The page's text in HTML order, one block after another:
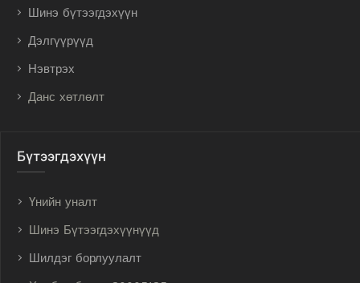
Шинэ бүтээгдэхүүн
Дэлгүүрүүд
Нэвтрэх
Данс хөтлөлт
Бүтээгдэхүүн
Үнийн уналт
Шинэ Бүтээгдэхүүнүүд
Шилдэг борлуулалт